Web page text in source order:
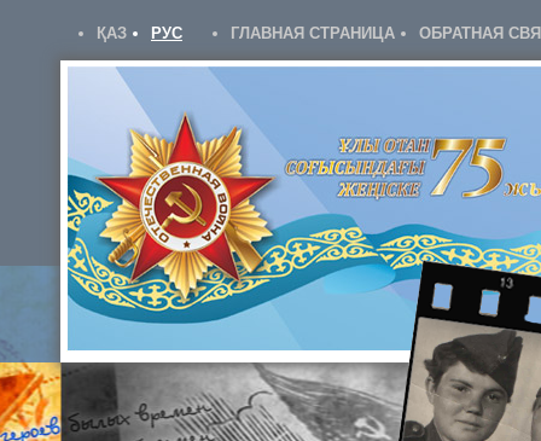
ҚАЗ РУС ГЛАВНАЯ СТРАНИЦА ОБРАТНАЯ